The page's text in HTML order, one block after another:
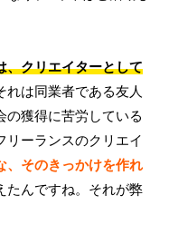
、クリエイターとして
れは同業者である友人
の獲得に苦労している
リーランスのクリエイ
、そのきっかけを作れ
たんですね。それが弊